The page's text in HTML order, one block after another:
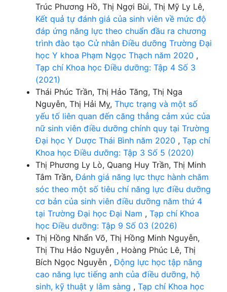
Trúc Phương Hồ, Thị Ngợi Bùi, Thị Mỹ Ly Lê,
Kết quả tự đánh giá của sinh viên về mức độ
đáp ứng năng lực theo chuẩn đầu ra chương
trình đào tạo Cử nhân Điều dưỡng Trường Đại
học Y khoa Phạm Ngọc Thạch năm 2020 ,
Tạp chí Khoa học Điều dưỡng: Tập 4 Số 3
(2021)
Thái Phúc Trần, Thị Hảo Tăng, Thị Nga
Nguyễn, Thị Hải Mỵ, Thực trạng và một số
yếu tố liên quan đến căng thẳng cảm xúc của
nữ sinh viên điều dưỡng chính quy tại Trường
Đại học Y Dược Thái Bình năm 2020 , Tạp chí
Khoa học Điều dưỡng: Tập 3 Số 5 (2020)
Thị Phương Ly Lò, Quang Huy Trần, Thị Minh
Tâm Trần,Đánh giá năng lực thực hành chăm
sóc theo một số tiêu chí năng lực điều dưỡng
cơ bản của sinh viên điều dưỡng năm thứ 4
tại Trường Đại học Đại Nam , Tạp chí Khoa
học Điều dưỡng: Tập 9 Số 03 (2026)
Thị Hồng Nhẩn Võ, Thị Hồng Minh Nguyễn,
Thị Thu Hảo Nguyễn , Hoàng Phúc Lê, Thị
Bích Ngọc Nguyễn ,Động lực học tập nâng
cao năng lực tiếng anh của điều dưỡng, hộ
sinh, kỹ thuật y lâm sàng , Tạp chí Khoa học